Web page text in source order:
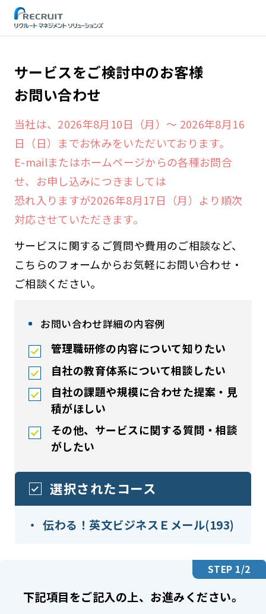
サービスをご検討中のお客様
お問い合わせ
当社は、2026年8月10日（月）～ 2026年8月16
日（日）までお休みをいただいております。
E-mailまたはホームページからの各種お問合
せ、お申し込みにつきましては
恐れ入りますが2026年8月17日（月）より順次
対応させていただきます。
サービスに関するご質問や費用のご相談など、
こちらのフォームからお気軽にお問い合わせ・
ご相談ください。
お問い合わせ詳細の内容例
管理職研修の内容について知りたい
自社の教育体系について相談したい
自社の課題や規模に合わせた提案・見
積がほしい
その他、サービスに関する質問・相談
がしたい
選択されたコース
伝わる！英文ビジネスＥメール(193)
STEP 1/2
下記項目をご記入の上、お進みください。